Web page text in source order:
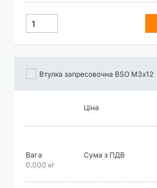
Втулка запресовочна BSO М3х12
Ціна
Вага
0.000 кг
Сума з ПДВ